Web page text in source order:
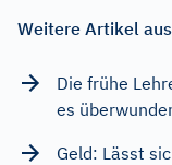
Weitere Artikel
Die frühe
es
Geld: Lässt